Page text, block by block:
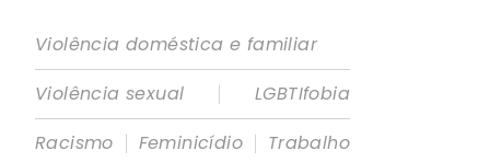
Violência doméstica e familiar
Violência sexual
|
LGBTIfobia
Racismo | Feminicídio | Trabalho